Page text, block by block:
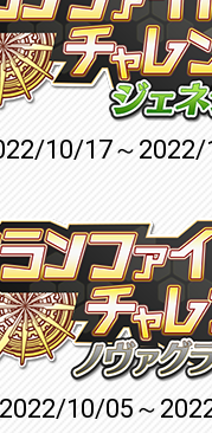
10/17～
2022/10/05～